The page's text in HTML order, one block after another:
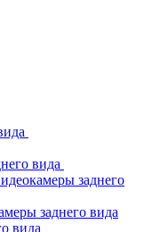
вида
заднего
заднего вида
вида